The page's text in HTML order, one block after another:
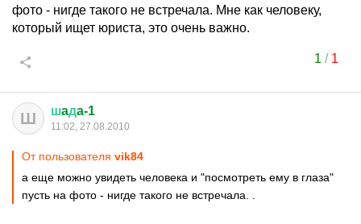
фото - нигде такого не встречала. Мне как человеку,
который ищет юриста, это очень важно.
1 / 1
Ш шaдa-1
11:02, 27.08.2010
От пользователя vik84
а еще можно увидеть человека и "посмотреть ему в глаза"
пусть на фото - нигде такого не встречала. .